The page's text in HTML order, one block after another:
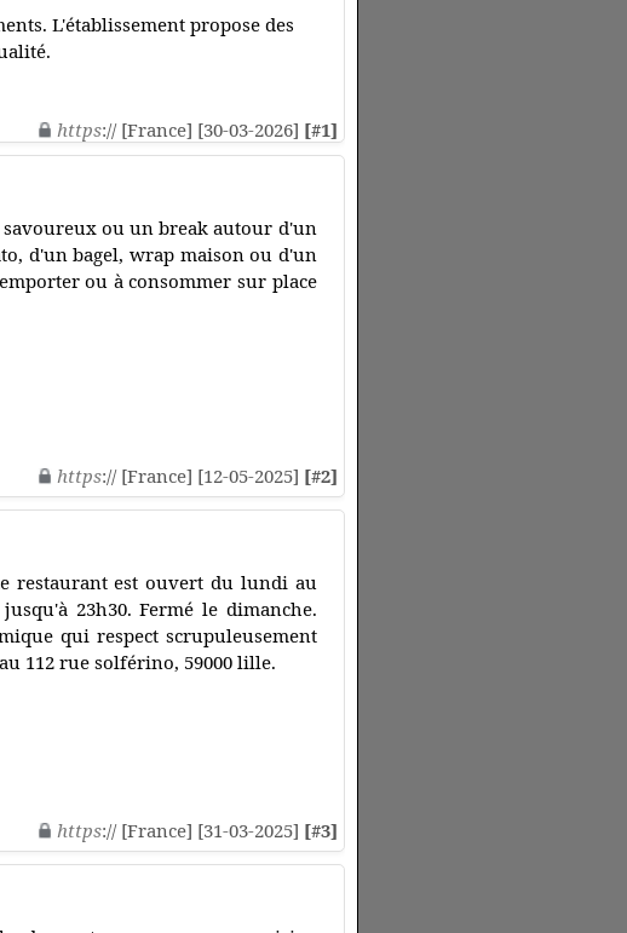
L'établissement propose des
https:// [France] [30-03-2026] [#1]
ou un break autour d'un
d'un bagel, wrap maison ou d'un
ou à consommer sur place
https:// [France] [12-05-2025] [#2]
restaurant est ouvert du lundi au
23h30. Fermé le dimanche.
qui respect scrupuleusement
112 rue solférino, 59000 lille.
https:// [France] [31-03-2025] [#3]